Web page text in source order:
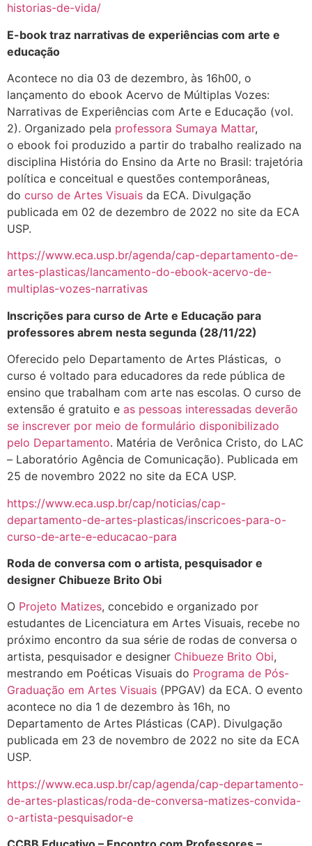
historias-de-vida/
E-book traz narrativas de experiências com arte e
educação
Acontece no dia 03 de dezembro, às 16h00, o
lançamento do ebook Acervo de Múltiplas Vozes:
Narrativas de Experiências com Arte e Educação (vol.
2). Organizado pela professora Sumaya Mattar,
o ebook foi produzido a partir do trabalho realizado na
disciplina História do Ensino da Arte no Brasil: trajetória
política e conceitual e questões contemporâneas,
do curso de Artes Visuais da ECA. Divulgação
publicada em 02 de dezembro de 2022 no site da ECA
USP.
https://www.eca.usp.br/agenda/cap-departamento-de-
artes-plasticas/lancamento-do-ebook-acervo-de-
multiplas-vozes-narrativas
Inscrições para curso de Arte e Educação para
professores abrem nesta segunda (28/11/22)
Oferecido pelo Departamento de Artes Plásticas, o
curso é voltado para educadores da rede pública de
ensino que trabalham com arte nas escolas. O curso de
extensão é gratuito e as pessoas interessadas deverão
se inscrever por meio de formulário disponibilizado
pelo Departamento. Matéria de Verônica Cristo, do LAC
– Laboratório Agência de Comunicação). Publicada em
25 de novembro 2022 no site da ECA USP.
https://www.eca.usp.br/cap/noticias/cap-
departamento-de-artes-plasticas/inscricoes-para-o-
curso-de-arte-e-educacao-para
Roda de conversa com o artista, pesquisador e
designer Chibueze Brito Obi
O Projeto Matizes, concebido e organizado por
estudantes de Licenciatura em Artes Visuais, recebe no
próximo encontro da sua série de rodas de conversa o
artista, pesquisador e designer Chibueze Brito Obi,
mestrando em Poéticas Visuais do Programa de Pós-
Graduação em Artes Visuais (PPGAV) da ECA. O evento
acontece no dia 1 de dezembro às 16h, no
Departamento de Artes Plásticas (CAP). Divulgação
publicada em 23 de novembro de 2022 no site da ECA
USP.
https://www.eca.usp.br/cap/agenda/cap-departamento-
de-artes-plasticas/roda-de-conversa-matizes-convida-
o-artista-pesquisador-e